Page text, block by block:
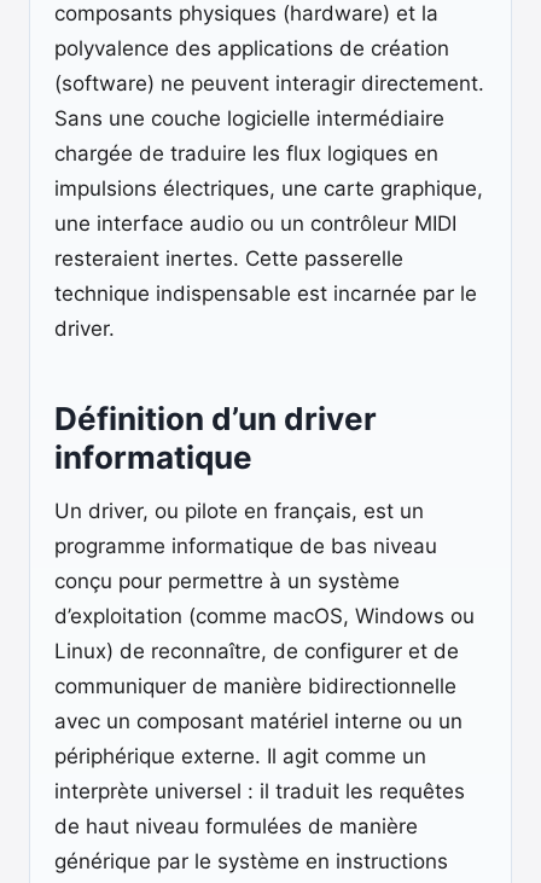
composants physiques (hardware) et la
polyvalence des applications de création
(software) ne peuvent interagir directement.
Sans une couche logicielle intermédiaire
chargée de traduire les flux logiques en
impulsions électriques, une carte graphique,
une interface audio ou un contrôleur MIDI
resteraient inertes. Cette passerelle
technique indispensable est incarnée par le
driver.
Définition d’un driver
informatique
Un driver, ou pilote en français, est un
programme informatique de bas niveau
conçu pour permettre à un système
d’exploitation (comme macOS, Windows ou
Linux) de reconnaître, de configurer et de
communiquer de manière bidirectionnelle
avec un composant matériel interne ou un
périphérique externe. Il agit comme un
interprète universel : il traduit les requêtes
de haut niveau formulées de manière
générique par le système en instructions